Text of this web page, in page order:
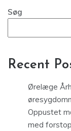
Søg
Recent
Ørelæge
Oppustet
med